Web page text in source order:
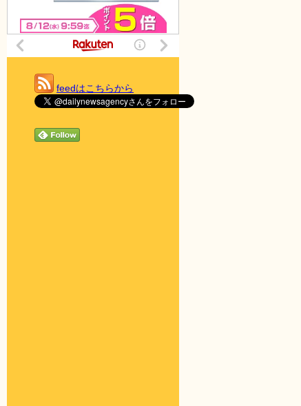
feedはこちらから